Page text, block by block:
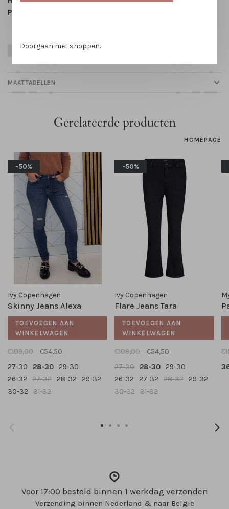
Patroon:
Herfst Viscose Winter
MAATTABELLEN
Gerelateerde producten
HOMEPAGE
-50%
Ivy Copenhagen
Skinny Jeans Alexa
TOEVOEGEN AAN
WINKELWAGEN
€109,00
€54,50
27-30
28-30
29-30
26-32
27-32 28-32
29-32
30-32
31-32
-50%
Ivy Copenhagen
Flare Jeans Tara
TOEVOEGEN AAN
WINKELWAGEN
€109,00
€54,50
27-30
28-30
29-30
26-32
27-32 28-32
29-32
30-32 31-32
Voor 17:00 besteld binnen 1 werkdag verzonden
Verzending binnen Nederland & naar België
Doorgaan met shoppen.